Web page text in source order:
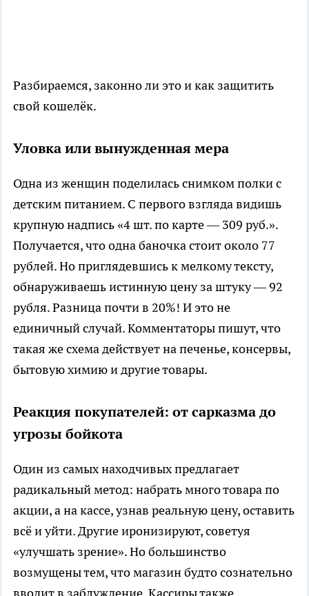
Разбираемся, законно ли это и как защитить
свой кошелёк.
Уловка или вынужденная мера
Одна из женщин поделилась снимком полки с
детским питанием. С первого взгляда видишь
крупную надпись «4 шт. по карте — 309 руб.».
Получается, что одна баночка стоит около 77
рублей. Но приглядевшись к мелкому тексту,
обнаруживаешь истинную цену за штуку — 92
рубля. Разница почти в 20%! И это не
единичный случай. Комментаторы пишут, что
такая же схема действует на печенье, консервы,
бытовую химию и другие товары.
Реакция покупателей: от сарказма до
угрозы бойкота
Один из самых находчивых предлагает
радикальный метод: набрать много товара по
акции, а на кассе, узнав реальную цену, оставить
всё и уйти. Другие иронизируют, советуя
«улучшать зрение». Но большинство
возмущены тем, что магазин будто сознательно
вводит в заблуждение. Кассиры также